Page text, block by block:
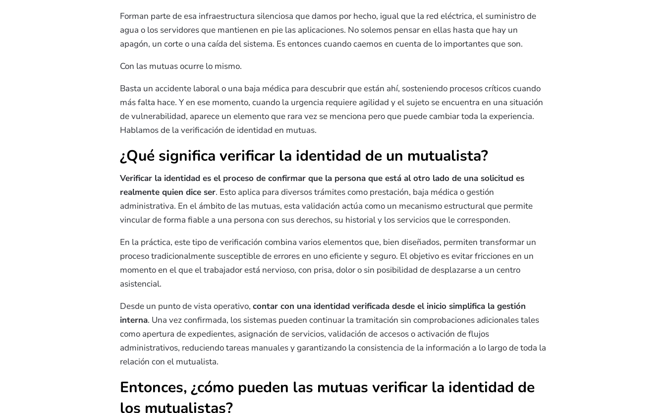
Forman parte de esa infraestructura silenciosa que damos por hecho, igual que la red eléctrica, el suministro de
agua o los servidores que mantienen en pie las aplicaciones. No solemos pensar en ellas hasta que hay un
apagón, un corte o una caída del sistema. Es entonces cuando caemos en cuenta de lo importantes que son.
Con las mutuas ocurre lo mismo.
Basta un accidente laboral o una baja médica para descubrir que están ahí, sosteniendo procesos críticos cuando
más falta hace. Y en ese momento, cuando la urgencia requiere agilidad y el sujeto se encuentra en una situación
de vulnerabilidad, aparece un elemento que rara vez se menciona pero que puede cambiar toda la experiencia.
Hablamos de la verificación de identidad en mutuas.
¿Qué significa verificar la identidad de un mutualista?
Verificar la identidad es el proceso de confirmar que la persona que está al otro lado de una solicitud es
realmente quien dice ser. Esto aplica para diversos trámites como prestación, baja médica o gestión
administrativa. En el ámbito de las mutuas, esta validación actúa como un mecanismo estructural que permite
vincular de forma fiable a una persona con sus derechos, su historial y los servicios que le corresponden.
En la práctica, este tipo de verificación combina varios elementos que, bien diseñados, permiten transformar un
proceso tradicionalmente susceptible de errores en uno eficiente y seguro. El objetivo es evitar fricciones en un
momento en el que el trabajador está nervioso, con prisa, dolor o sin posibilidad de desplazarse a un centro
asistencial.
Desde un punto de vista operativo, contar con una identidad verificada desde el inicio simplifica la gestión
interna. Una vez confirmada, los sistemas pueden continuar la tramitación sin comprobaciones adicionales tales
como apertura de expedientes, asignación de servicios, validación de accesos o activación de flujos
administrativos, reduciendo tareas manuales y garantizando la consistencia de la información a lo largo de toda la
relación con el mutualista.
Entonces, ¿cómo pueden las mutuas verificar la identidad de
los mutualistas?